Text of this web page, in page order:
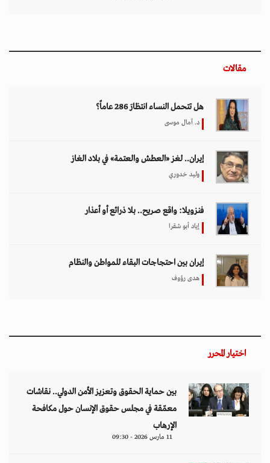
مقالات
هل تتحمل النساء انتظارَ 286 عاماً؟
د. آمال موسى
إيران.. لغز «العطش والعتمة» في بلاد الغاز
وليد خدوري
فنزويلا: واقع صريح.. بلا ذرائع أو أعذار
إياد أبو شقرا
إيران بين احتجاجات البقاء للمواطن والنظام
هدى رؤوف
اختيار المحرر
بين حماية الحقوق وتعزيز الأمن الدولي.. نقاشات
معمّقة في مجلس حقوق الإنسان حول مكافحة
الإرهاب
11 مارس 2026 - 09:30